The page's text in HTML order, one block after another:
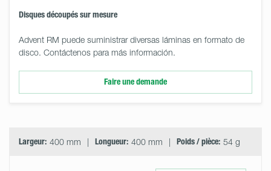
Disques découpés sur mesure
Advent RM puede suministrar diversas láminas en formato de
disco. Contáctenos para más información.
Faire une demande
Largeur: 400 mm Longueur: 400 mm Poids / pièce: 54 g